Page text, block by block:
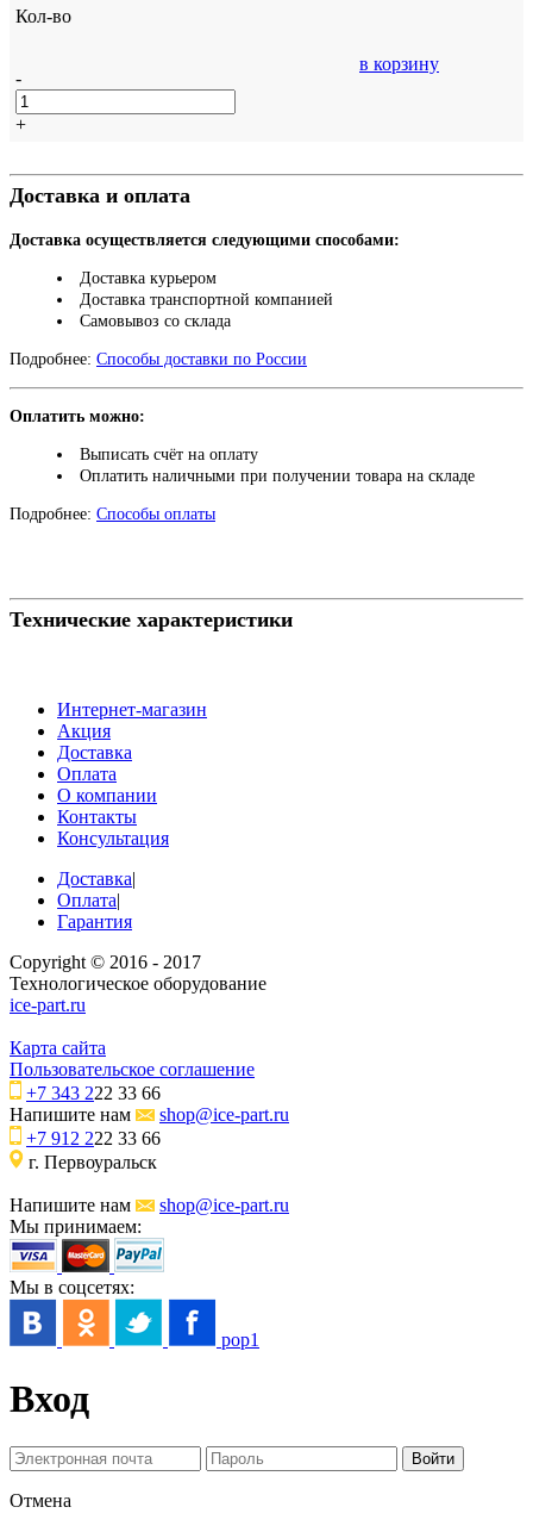
Кол-во
-
+
в корзину
Доставка и оплата
Доставка осуществляется следующими способами:
Доставка курьером
Доставка транспортной компанией
Самовывоз со склада
Подробнее: Способы доставки по России
Оплатить можно:
Выписать счёт на оплату
Оплатить наличными при получении товара на складе
Подробнее: Способы оплаты
Технические характеристики
Интернет-магазин
Акция
Доставка
Оплата
О компании
Контакты
Консультация
Доставка|
Оплата|
Гарантия
Copyright © 2016 - 2017
Технологическое оборудование
ice-part.ru
Карта сайта
Пользовательское соглашение
+7 343 222 33 66
Напишите нам
shop@ice-part.ru
+7 912 222 33 66
г. Первоуральск
Напишите нам
shop@ice-part.ru
Мы принимаем:
Мы в соцсетях:
pop1
Вход
Отмена